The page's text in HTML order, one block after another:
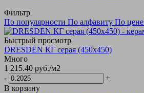
Фильтр
По популярности По алфавиту По цене
Быстрый просмотр
DRESDEN КГ серая (450х450)
Много
1 215.40 руб./м2
-
+
В корзину